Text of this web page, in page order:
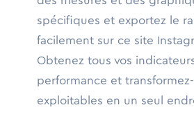
spécifiques et exportez le
facilement sur ce site
Obtenez tous vos
performance et
exploitables en un seul